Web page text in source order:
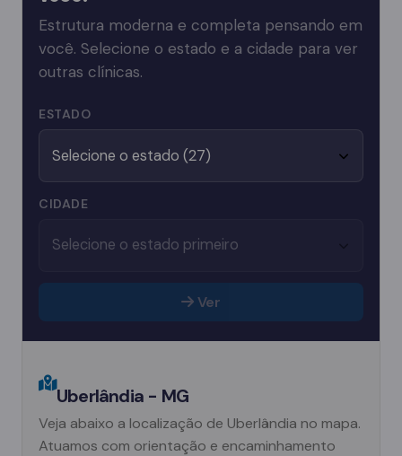
Estrutura moderna e completa pensando em
você. Selecione o estado e a cidade para ver
outras clínicas.
ESTADO
CIDADE
Ver
Uberlândia - MG
Veja abaixo a localização de Uberlândia no mapa.
Atuamos com orientação e encaminhamento